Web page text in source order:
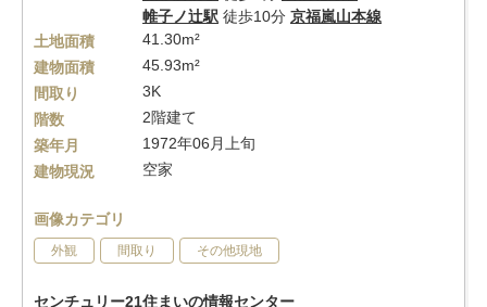
帷子ノ辻駅 徒歩10分 京福嵐山本線
土地面積
41.30m²
建物面積
45.93m²
間取り
3K
階数
2階建て
築年月
1972年06月上旬
建物現況
空家
画像カテゴリ
外観 間取り その他現地
センチュリー21住まいの情報センター